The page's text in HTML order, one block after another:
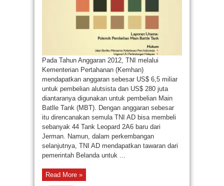
Pada Tahun Anggaran 2012, TNI melalui
Kementerian Pertahanan (Kemhan)
mendapatkan anggaran sebesar US$ 6,5 miliar
untuk pembelian alutsista dan US$ 280 juta
diantaranya digunakan untuk pembelian Main
Batlle Tank (MBT). Dengan anggaran sebesar
itu direncanakan semula TNI AD bisa membeli
sebanyak 44 Tank Leopard 2A6 baru dari
Jerman. Namun, dalam perkembangan
selanjutnya, TNI AD mendapatkan tawaran dari
pemerintah Belanda untuk ...
Read More »